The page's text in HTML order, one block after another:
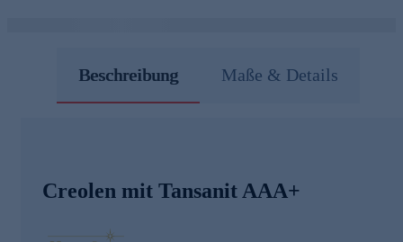
Beschreibung Maße & Details
Creolen mit Tansanit AAA+